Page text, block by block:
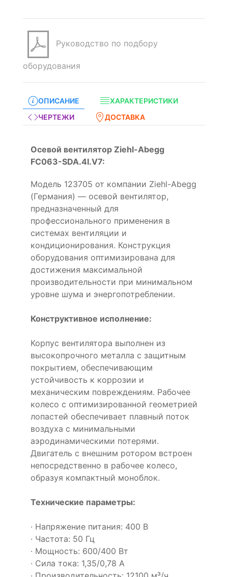
Руководство по подбору
оборудования
ОПИСАНИЕ
ХАРАКТЕРИСТИКИ
ЧЕРТЕЖИ
ДОСТАВКА
Осевой вентилятор Ziehl-Abegg
FC063-SDA.4I.V7:
Модель 123705 от компании Ziehl-Abegg
(Германия) — осевой вентилятор,
предназначенный для
профессионального применения в
системах вентиляции и
кондиционирования. Конструкция
оборудования оптимизирована для
достижения максимальной
производительности при минимальном
уровне шума и энергопотреблении.
Конструктивное исполнение:
Корпус вентилятора выполнен из
высокопрочного металла с защитным
покрытием, обеспечивающим
устойчивость к коррозии и
механическим повреждениям. Рабочее
колесо с оптимизированной геометрией
лопастей обеспечивает плавный поток
воздуха с минимальными
аэродинамическими потерями.
Двигатель с внешним ротором встроен
непосредственно в рабочее колесо,
образуя компактный моноблок.
Технические параметры:
· Напряжение питания: 400 В
· Частота: 50 Гц
· Мощность: 600/400 Вт
· Сила тока: 1,35/0,78 А